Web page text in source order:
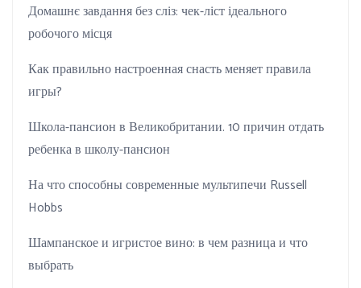
Домашнє завдання без сліз: чек-ліст ідеального
робочого місця
Как правильно настроенная снасть меняет правила
игры?
Школа-пансион в Великобритании. 10 причин отдать
ребенка в школу-пансион
На что способны современные мультипечи Russell
Hobbs
Шампанское и игристое вино: в чем разница и что
выбрать